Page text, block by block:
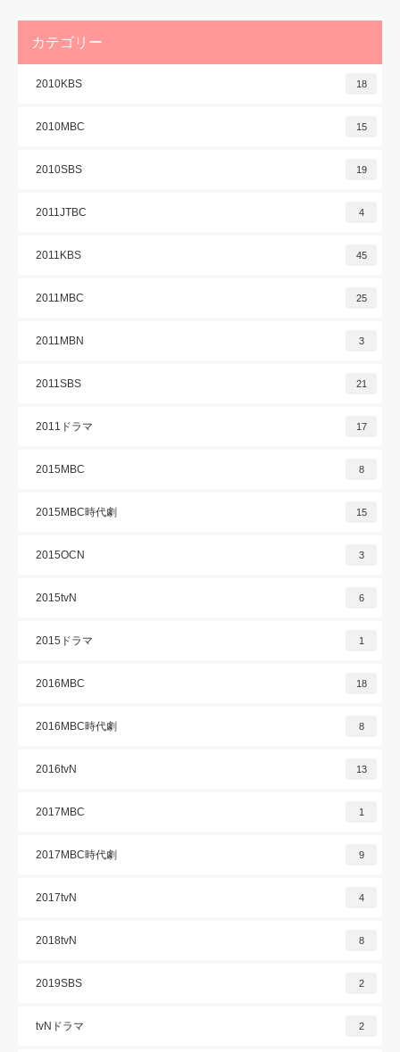
カテゴリー
2010KBS 18
2010MBC 15
2010SBS 19
2011JTBC 4
2011KBS 45
2011MBC 25
2011MBN 3
2011SBS 21
2011ドラマ 17
2015MBC 8
2015MBC時代劇 15
2015OCN 3
2015tvN 6
2015ドラマ 1
2016MBC 18
2016MBC時代劇 8
2016tvN 13
2017MBC 1
2017MBC時代劇 9
2017tvN 4
2018tvN 8
2019SBS 2
tvNドラマ 2